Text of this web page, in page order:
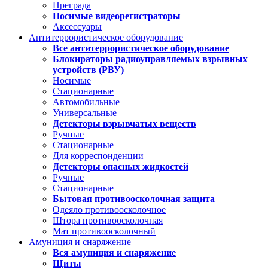
Преграда
Носимые видеорегистраторы
Аксессуары
Антитеррористическое оборудование
Все антитеррористическое оборудование
Блокираторы радиоуправляемых взрывных
устройств (РВУ)
Носимые
Стационарные
Автомобильные
Универсальные
Детекторы взрывчатых веществ
Ручные
Стационарные
Для корреспонденции
Детекторы опасных жидкостей
Ручные
Стационарные
Бытовая противоосколочная защита
Одеяло противоосколочное
Штора противоосколочная
Мат противоосколочный
Амуниция и снаряжение
Вся амуниция и снаряжение
Щиты